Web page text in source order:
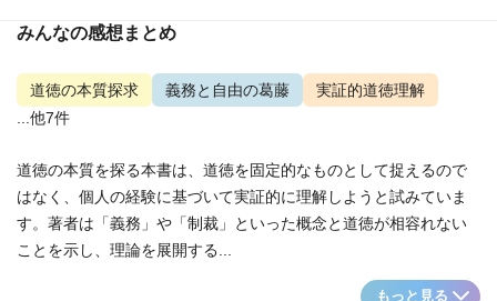
みんなの感想まとめ
道徳の本質探求 義務と自由の葛藤
実証的道徳理解
...他7件
道徳の本質を探る本書は、道徳を固定的なものとして捉えるので
はなく、個人の経験に基づいて実証的に理解しようと試みていま
す。著者は「義務」や「制裁」といった概念と道徳が相容れない
ことを示し、理論を展開する...
もっと見る